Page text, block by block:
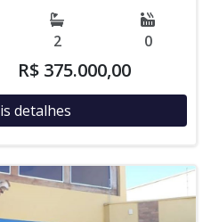
2 0
R$ 375.000,00
detalhes